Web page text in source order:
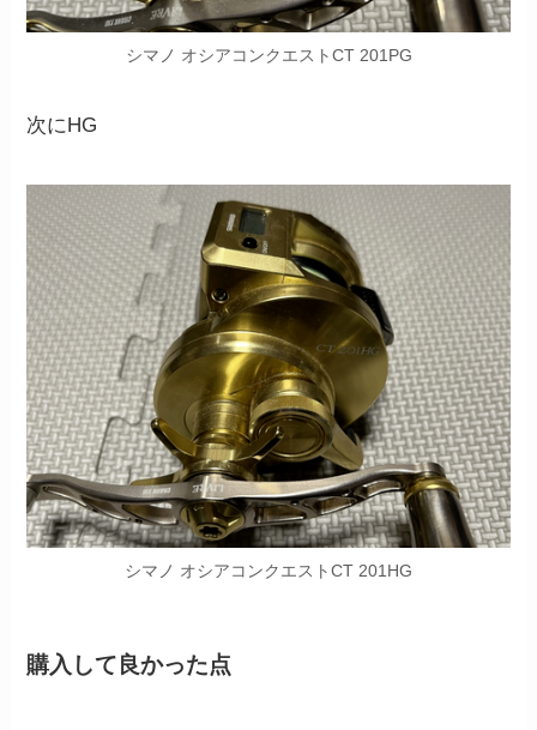
シマノ オシアコンクエストCT 201PG
次にHG
シマノ オシアコンクエストCT 201HG
購入して良かった点